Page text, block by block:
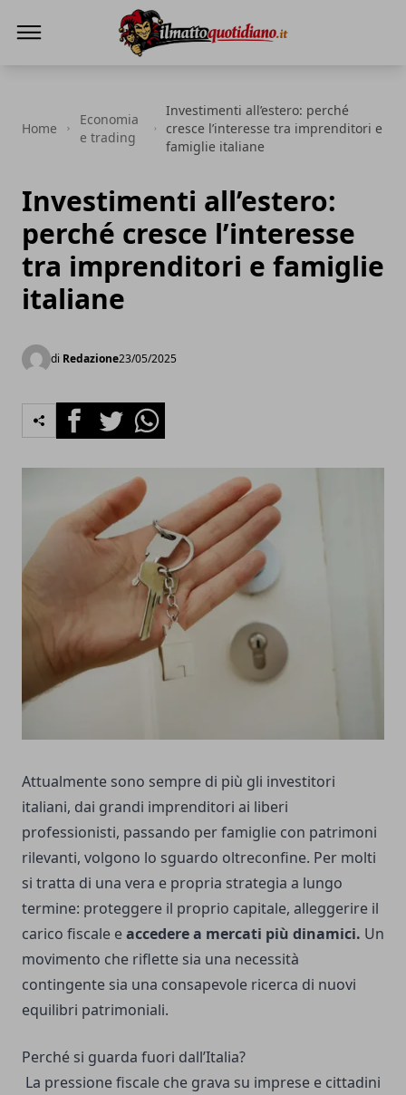
Home
Economia
e trading
Investimenti all’estero: perché
cresce l’interesse tra imprenditori e
famiglie italiane
Investimenti all’estero:
perché cresce l’interesse
tra imprenditori e famiglie
italiane
di Redazione23/05/2025
FacebookTwitterWhatsapp
Attualmente sono sempre di più gli investitori
italiani, dai grandi imprenditori ai liberi
professionisti, passando per famiglie con patrimoni
rilevanti, volgono lo sguardo oltreconfine. Per molti
si tratta di una vera e propria strategia a lungo
termine: proteggere il proprio capitale, alleggerire il
carico fiscale eaccedere a mercati più dinamici. Un
movimento che riflette sia una necessità
contingente sia una consapevole ricerca di nuovi
equilibri patrimoniali.
Perché si guarda fuori dall’Italia?
La pressione fiscale che grava su imprese e cittadini